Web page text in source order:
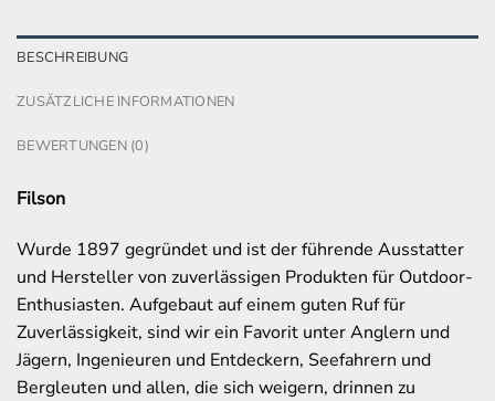
BESCHREIBUNG
ZUSÄTZLICHE INFORMATIONEN
BEWERTUNGEN (0)
Filson
Wurde 1897 gegründet und ist der führende Ausstatter
und Hersteller von zuverlässigen Produkten für Outdoor-
Enthusiasten. Aufgebaut auf einem guten Ruf für
Zuverlässigkeit, sind wir ein Favorit unter Anglern und
Jägern, Ingenieuren und Entdeckern, Seefahrern und
Bergleuten und allen, die sich weigern, drinnen zu